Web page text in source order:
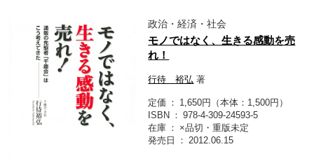
政治・経済・社会
モノではなく、生きる感動を売
れ！
行待 裕弘 著
定価
1,650円（本体：1,500円）
ISBN
978-4-309-24593-5
在庫
×品切・重版未定
発売日
2012.06.15